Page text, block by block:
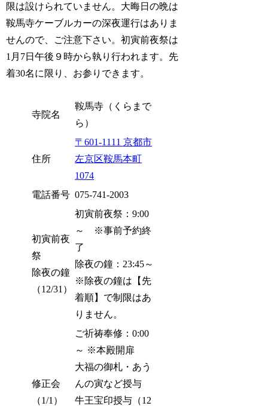
限は設けられていません。大晦日の晩は
鞍馬寺ケーブルカーの深夜運行はありま
せんので、ご注意下さい。初寅前夜祭は
1月7日午後９時から執り行われます。先
着30名に限り、お参りできます。
寺院名
鞍馬寺（くらまで
ら）
住所
〒601-1111 京都市
左京区鞍馬本町
1074
電話番号 075-741-2003
初寅前夜
祭
除夜の鐘
（12/31）
初寅前夜祭：9:00
～ ※事前予約終
了
除夜の鐘：23:45～
※除夜の鐘は【先
着順】で制限はあ
りません。
修正会
（1/1）
ご祈祷奉修：0:00
～ ※本殿開扉
大福の御札・あう
んの寅など授与
牛王宝印授与（12